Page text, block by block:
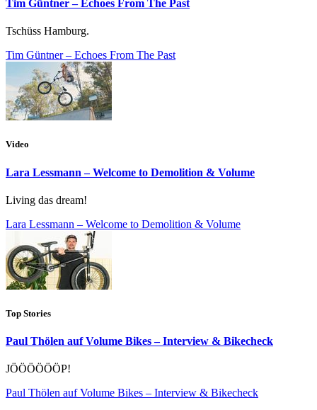
Tim Güntner – Echoes From The Past
Tschüss Hamburg.
Tim Güntner – Echoes From The Past
Video
Lara Lessmann – Welcome to Demolition & Volume
Living das dream!
Lara Lessmann – Welcome to Demolition & Volume
Top Stories
Paul Thölen auf Volume Bikes – Interview & Bikecheck
JÖÖÖÖÖÖP!
Paul Thölen auf Volume Bikes – Interview & Bikecheck